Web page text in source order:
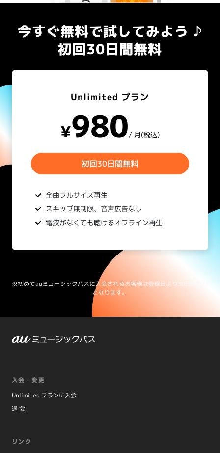
今すぐ無料で試してみよう ♪
初回30日間無料
Unlimited プラン
¥980/ 月(税込)
初回30日間無料
全曲フルサイズ再生
スキップ無制限、音声広告なし
電波がなくても聴けるオフライン再生
※初めてauミュージックパスに入会されるお客様は登録日より30日間無料
となります。
入会・変更
Unlimited プランに入会
退 会
リンク